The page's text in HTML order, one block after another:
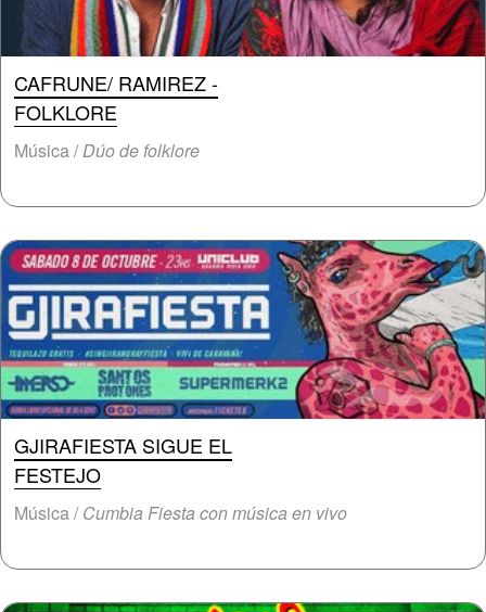
CAFRUNE/ RAMIREZ -
FOLKLORE
Música /Dúo de folklore
GJIRAFIESTA SIGUE EL
FESTEJO
Música /Cumbia Fiesta con música en vivo